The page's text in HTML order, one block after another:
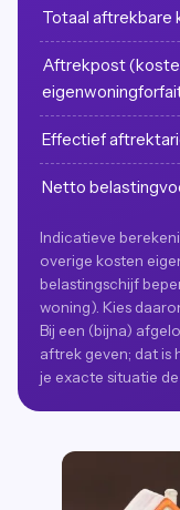
Totaal aftrekbare
Aftrekpost
Effectief
Netto
Indicatieve
overige kosten
belastingschijf
woning). Kies
Bij een (bijna)
aftrek geven; dat is
je exacte situatie